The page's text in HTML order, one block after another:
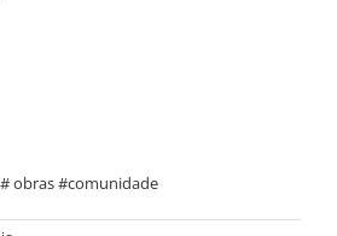
obras #comunidade